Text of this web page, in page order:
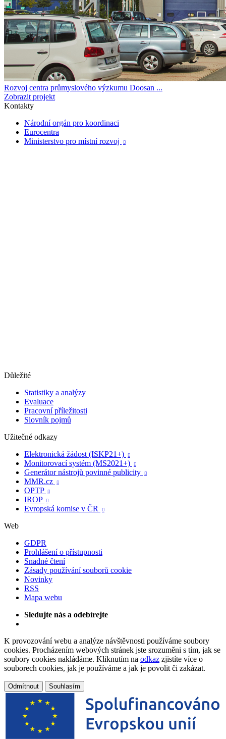
Rozvoj centra průmyslového výzkumu Doosan ...
Zobrazit projekt
Kontakty
Národní orgán pro koordinaci
Eurocentra
Ministerstvo pro místní rozvoj

Důležité
Statistiky a analýzy
Evaluace
Pracovní příležitosti
Slovník pojmů
Užitečné odkazy
Elektronická žádost (ISKP21+)

Monitorovací systém (MS2021+) 
Generátor nástrojů povinné publicity 
MMR.cz 
OPTP 
IROP 
Evropská komise v ČR 
Web
GDPR
Prohlášení o přístupnosti
Snadné čtení
Zásady používání souborů cookie
Novinky
RSS
Mapa webu
Sledujte nás a odebírejte
K provozování webu a analýze návštěvnosti používáme soubory
cookies. Procházením webových stránek jste srozuměni s tím, jak se
soubory cookies nakládáme. Kliknutím na odkaz zjistíte více o
souborech cookies, jak je používáme a jak je povolit či zakázat.
Odmítnout Souhlasím